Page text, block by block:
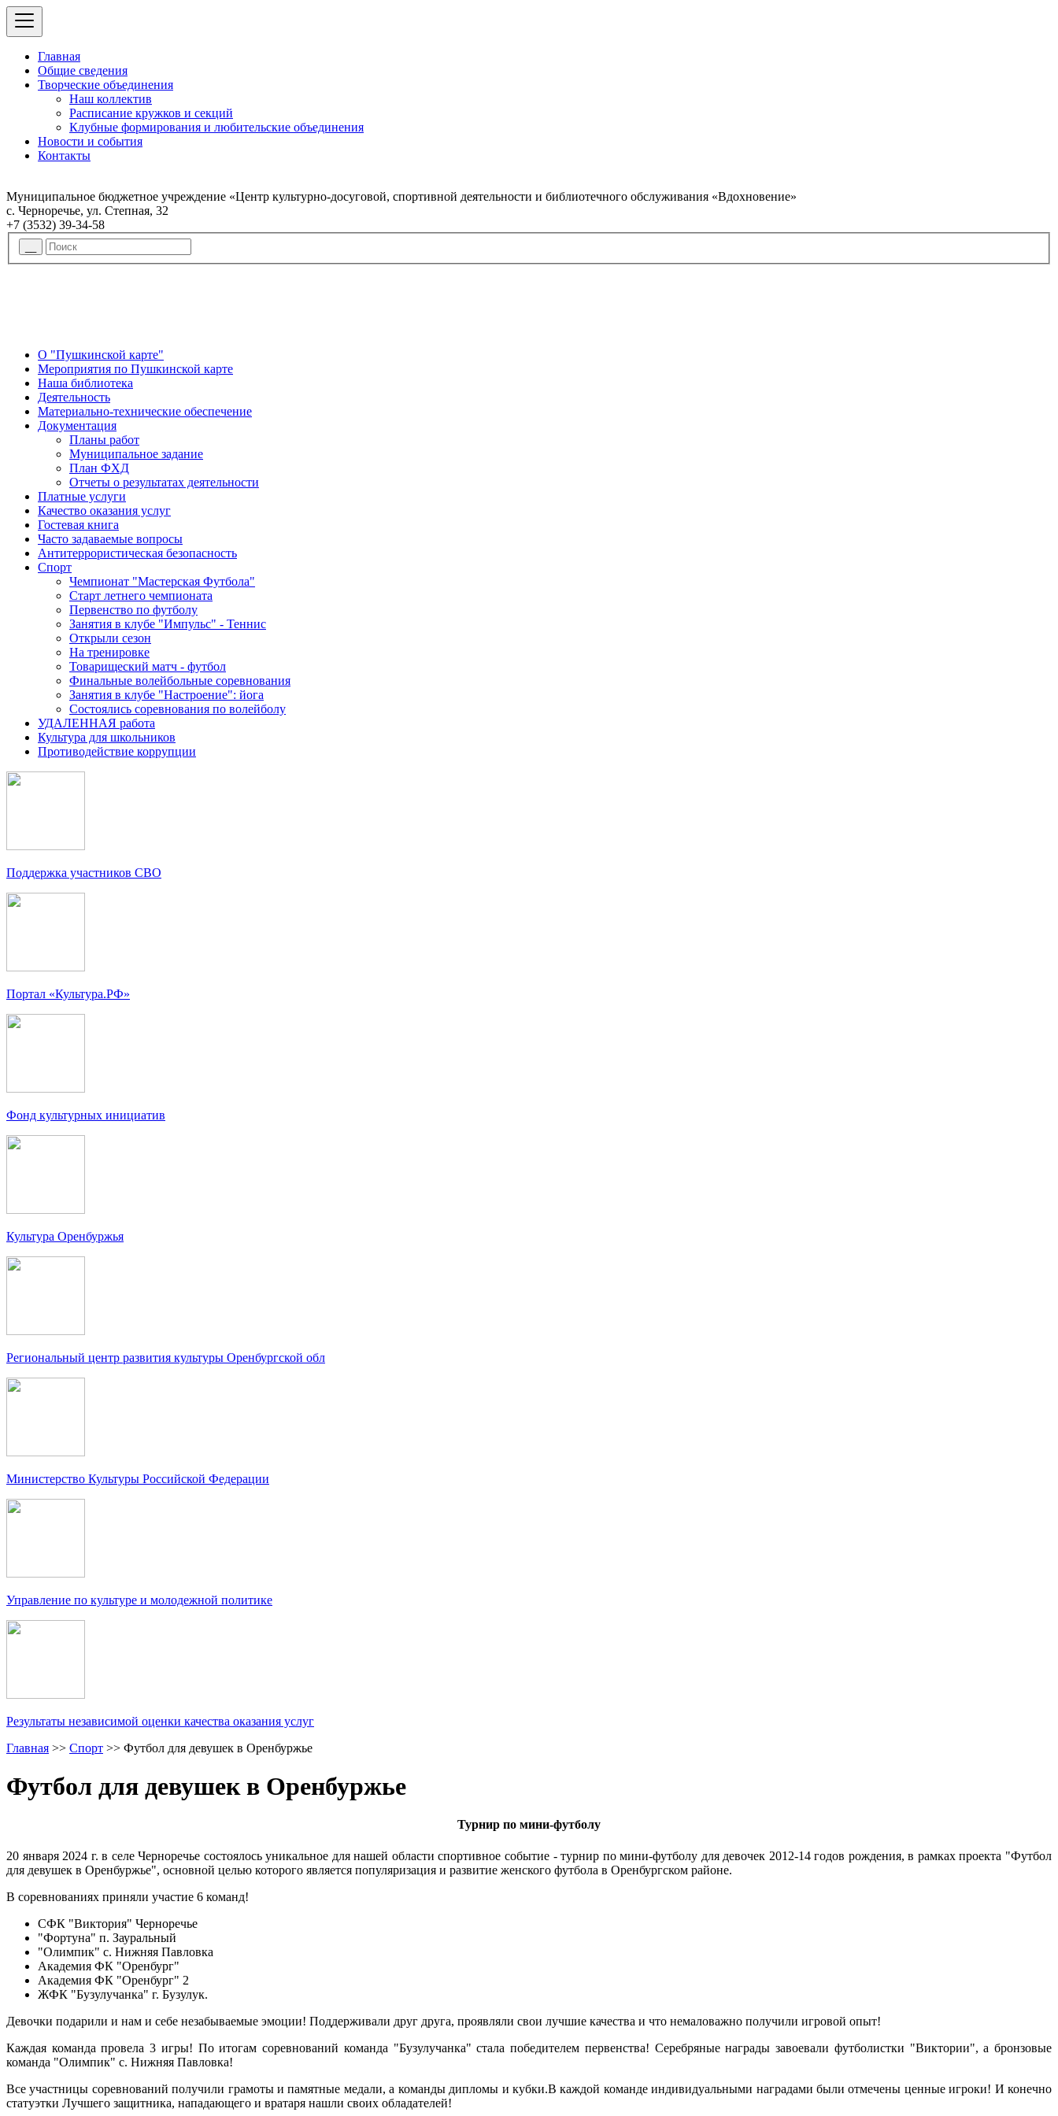
Главная
Общие сведения
Творческие объединения
Наш коллектив
Расписание кружков и секций
Клубные формирования и любительские объединения
Новости и события
Контакты
Муниципальное бюджетное учреждение «Центр культурно-досуговой, спортивной деятельности и библиотечного обслуживания «Вдохновение»
с. Черноречье, ул. Степная, 32
+7 (3532) 39-34-58
О "Пушкинской карте"
Мероприятия по Пушкинской карте
Наша библиотека
Деятельность
Материально-технические обеспечение
Документация
Планы работ
Муниципальное задание
План ФХД
Отчеты о результатах деятельности
Платные услуги
Качество оказания услуг
Гостевая книга
Часто задаваемые вопросы
Антитеррористическая безопасность
Спорт
Чемпионат "Мастерская Футбола"
Старт летнего чемпионата
Первенство по футболу
Занятия в клубе "Импульс" - Теннис
Открыли сезон
На тренировке
Товарищеский матч - футбол
Финальные волейбольные соревнования
Занятия в клубе "Настроение": йога
Состоялись соревнования по волейболу
УДАЛЕННАЯ работа
Культура для школьников
Противодействие коррупции
Поддержка участников СВО
Портал «Культура.РФ»
Фонд культурных инициатив
Культура Оренбуржья
Региональный центр развития культуры Оренбургской обл
Министерство Культуры Российской Федерации
Управление по культуре и молодежной политике
Результаты независимой оценки качества оказания услуг
Главная >> Спорт >> Футбол для девушек в Оренбуржье
Футбол для девушек в Оренбуржье
Турнир по мини-футболу
20 января 2024 г. в селе Черноречье состоялось уникальное для нашей области спортивное событие - турнир по мини-футболу для девочек 2012-14 годов рождения, в рамках проекта "Футбол
для девушек в Оренбуржье", основной целью которого является популяризация и развитие женского футбола в Оренбургском районе.
В соревнованиях приняли участие 6 команд!
СФК "Виктория" Черноречье
"Фортуна" п. Зауральный
"Олимпик" с. Нижняя Павловка
Академия ФК "Оренбург"
Академия ФК "Оренбург" 2
ЖФК "Бузулучанка" г. Бузулук.
Девочки подарили и нам и себе незабываемые эмоции! Поддерживали друг друга, проявляли свои лучшие качества и что немаловажно получили игровой опыт!
Каждая команда провела 3 игры! По итогам соревнований команда "Бузулучанка" стала победителем первенства! Серебряные награды завоевали футболистки "Виктории", а бронзовые
команда "Олимпик" с. Нижняя Павловка!
Все участницы соревнований получили грамоты и памятные медали, а команды дипломы и кубки.В каждой команде индивидуальными наградами были отмечены ценные игроки! И конечно
статуэтки Лучшего защитника, нападающего и вратаря нашли своих обладателей!